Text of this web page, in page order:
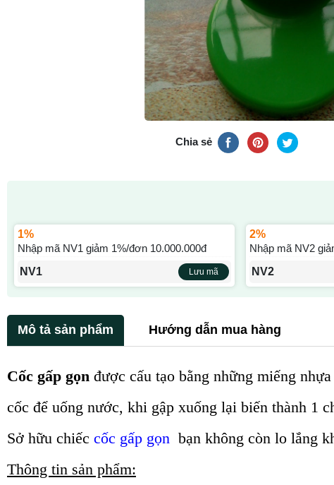
Chia sẻ
1%
Nhập mã NV1 giảm 1%/đơn 10.000.000đ
NV1
Lưu mã
2%
Nhập mã NV2
NV2
Mô tả sản phẩm Hướng dẫn mua hàng
Cốc gấp gọn được cấu tạo bằng những miếng
cốc để uống nước, khi gập xuống lại biến thành 1
Sở hữu chiếc cốc gấp gọn bạn không còn lo lắng
Thông tin sản phẩm: